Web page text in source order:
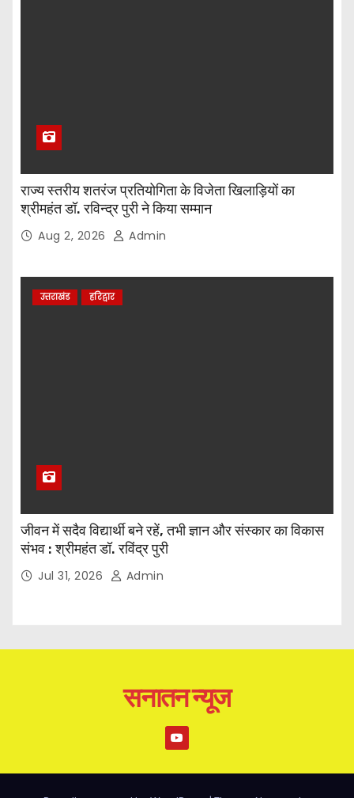
राज्य स्तरीय शतरंज प्रतियोगिता के विजेता खिलाड़ियों का
श्रीमहंत डॉ. रविन्द्र पुरी ने किया सम्मान
Aug 2, 2026 Admin
उत्तराखंड हरिद्वार
जीवन में सदैव विद्यार्थी बने रहें, तभी ज्ञान और संस्कार का विकास
संभव : श्रीमहंत डॉ. रविंद्र पुरी
Jul 31, 2026 Admin
सनातन न्यूज